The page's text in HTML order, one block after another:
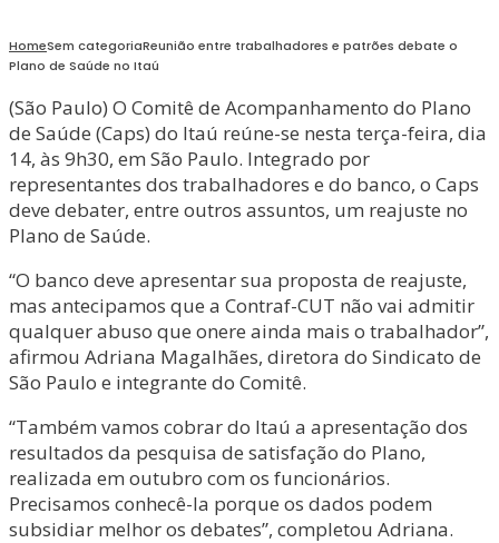
HomeSem categoriaReunião entre trabalhadores e patrões debate o
Plano de Saúde no Itaú
(São Paulo) O Comitê de Acompanhamento do Plano
de Saúde (Caps) do Itaú reúne-se nesta terça-feira, dia
14, às 9h30, em São Paulo. Integrado por
representantes dos trabalhadores e do banco, o Caps
deve debater, entre outros assuntos, um reajuste no
Plano de Saúde.
“O banco deve apresentar sua proposta de reajuste,
mas antecipamos que a Contraf-CUT não vai admitir
qualquer abuso que onere ainda mais o trabalhador”,
afirmou Adriana Magalhães, diretora do Sindicato de
São Paulo e integrante do Comitê.
“Também vamos cobrar do Itaú a apresentação dos
resultados da pesquisa de satisfação do Plano,
realizada em outubro com os funcionários.
Precisamos conhecê-la porque os dados podem
subsidiar melhor os debates”, completou Adriana.